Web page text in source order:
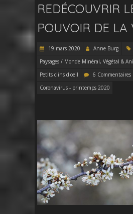
REDÉCOUVRIR
POUVOIR DE LA
19 mars 2020 Anne Burg
Paysages / Monde Minéral, Végétal &
Petits clins d'oeil
6 Commentaires
Coronavirus - printemps 2020